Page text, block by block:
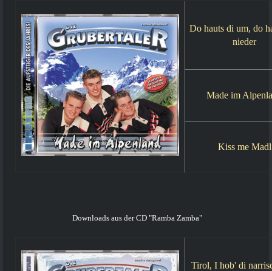
Do hauts di um, do
nieder
Made im
Kiss me Madl
Downloads aus der CD "Ramba Zamba"
Tirol, I hob' di